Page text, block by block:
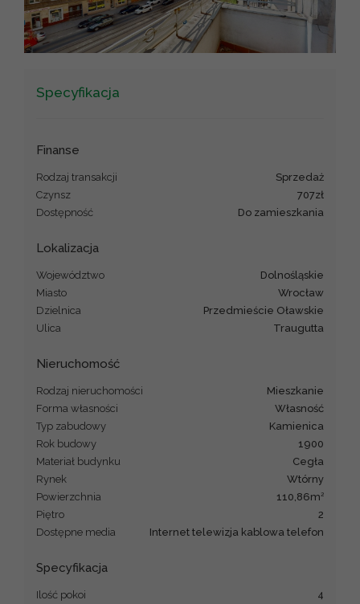
Leaflet |© OpenStreetMap
Specyfikacja
Finanse
Rodzaj transakcji
sprzedaż
Czynsz
707zł
Dostępność
do zamieszkania
Lokalizacja
Województwo
dolnośląskie
Miasto
Wrocław
Dzielnica
Przedmieście Oławskie
Ulica
Traugutta
Nieruchomość
Rodzaj nieruchomości
mieszkanie
Forma własności
Własność
Typ zabudowy
kamienica
Rok budowy
1900
Materiał budynku
cegła
Rynek
Wtórny
Powierzchnia
110,86m 2
Piętro
2
Dostępne media
internet telewizja kablowa telefon
Specyfikacja
Ilość pokoi
4